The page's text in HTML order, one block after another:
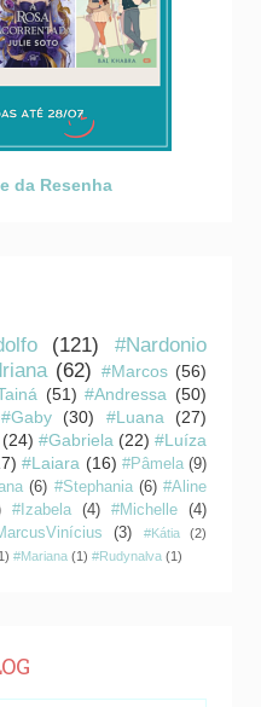
da Resenha
(121)
#Nardonio
(62) #Marcos (56)
(51) #Andressa (50)
#Gaby (30) #Luana
(27)
(24) #Gabriela (22) #Luíza
#Laiara (16) #Pâmela (9)
(6) #Stephania (6) #Aline
#Izabela (4) #Michelle
(4)
(3) #Kátia
(2)
#Mariana (1) #Rudynalva (1)